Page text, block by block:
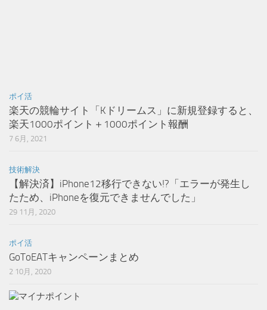
ポイ活
楽天の競輪サイト「Kドリームス」に新規登録すると、
楽天1000ポイント＋1000ポイント報酬
7 6月, 2021
技術解決
【解決済】iPhone12移行できない!?「エラーが発生し
たため、iPhoneを復元できませんでした」
29 11月, 2020
ポイ活
GoToEATキャンペーンまとめ
2 10月, 2020